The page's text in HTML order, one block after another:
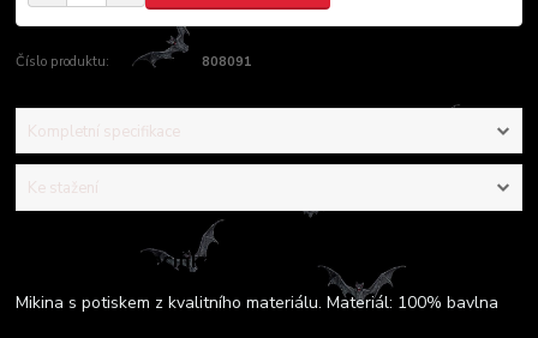
Číslo produktu: 808091
Kompletní specifikace
Ke stažení
Kompletní specifikace
Mikina s potiskem z kvalitního materiálu. Materiál: 100% bavlna